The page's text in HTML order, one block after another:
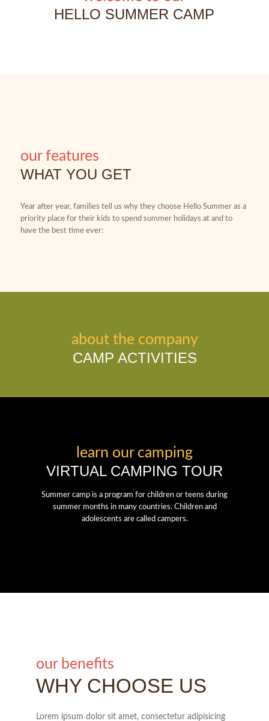
HELLO SUMMER CAMP
our features
WHAT YOU GET
Year after year, families tell us why they choose Hello Summer as a
priority place for their kids to spend summer holidays at and to
have the best time ever:
about the company
CAMP ACTIVITIES
learn our camping
VIRTUAL CAMPING TOUR
Summer camp is a program for children or teens during
summer months in many countries. Children and
adolescents are called campers.
our benefits
WHY CHOOSE US
Lorem ipsum dolor sit amet, consectetur adipisicing